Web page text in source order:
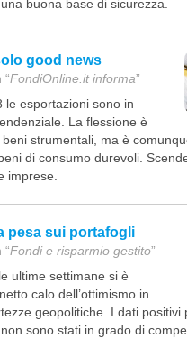
buona base di sicurezza.
good news
“FondiOnline.it informa”
le esportazioni sono in
La flessione è
strumentali, ma è
di consumo durevoli.
imprese.
pesa sui portafogli
“Fondi e risparmio gestito”
ultime settimane si è
calo dell’ottimismo in
geopolitiche. I dati positivi
sono stati in grado di